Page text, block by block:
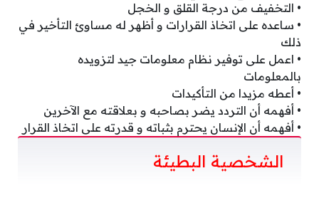
• التخفيف من درجة القلق و الخجل
• ساعده على اتخاذ القرارات و أظهر له مساوئ التأخير في
ذلك
• اعمل على توفير نظام معلومات جيد لتزويده
بالمعلومات
• أعطه مزيدا من التأكيدات
• أفهمه أن التردد يضر بصاحبه و بعلاقته مع الآخرين
• أفهمه أن الإنسان يحترم بثباته و قدرته على اتخاذ القرار
الشخصية البطيئة